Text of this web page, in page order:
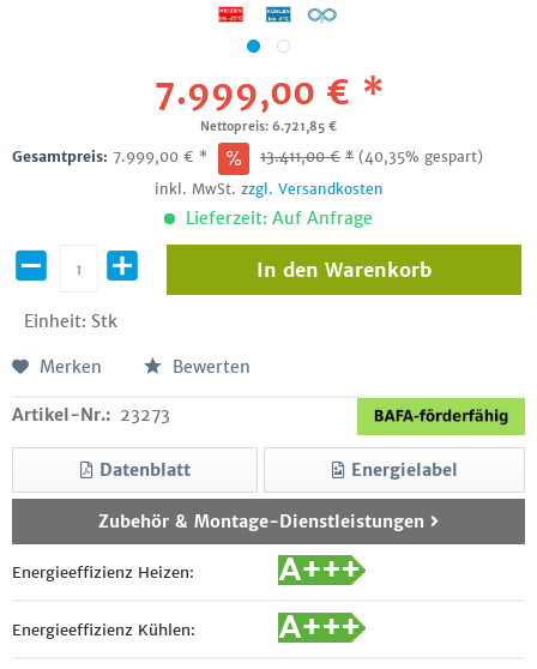
7.999,00 € *
Nettopreis: 6.721,85 €
Gesamtpreis: 7.999,00 € * 13.411,00€ * (40,35% gespart)
inkl. MwSt. zzgl. Versandkosten
Lieferzeit: Auf Anfrage
Einheit: Stk
In den Warenkorb
Merken Bewerten
Artikel-Nr.: 23273
Datenblatt Energielabel
Zubehör & Montage-Dienstleistungen
Energieeffizienz Heizen:
Energieeffizienz Kühlen: